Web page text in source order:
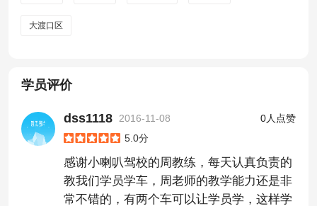
大渡口区
学员评价
dss1118 2016-11-08
0人点赞
5.0分
感谢小喇叭驾校的周教练，每天认真负责的
教我们学员学车，周老师的教学能力还是非
常不错的，有两个车可以让学员学，这样学